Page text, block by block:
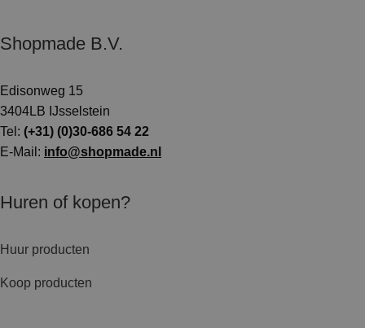
Shopmade B.V.
Edisonweg 15
3404LB IJsselstein
Tel: (+31) (0)30-686 54 22
E-Mail: info@shopmade.nl
Huren of kopen?
Huur producten
Koop producten